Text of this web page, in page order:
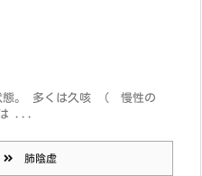
態。 多くは久咳 （ 慢性の
は ...
肺陰虚